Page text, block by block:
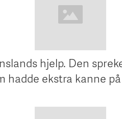
hjelp. Den
hadde ekstra kanne